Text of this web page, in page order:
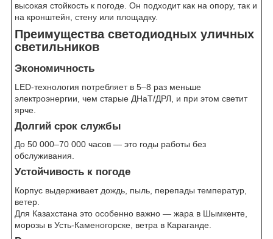
высокая стойкость к погоде. Он подходит как на опору, так и
на кронштейн, стену или площадку.
Преимущества светодиодных уличных
светильников
Экономичность
LED-технология потребляет в 5–8 раз меньше
электроэнергии, чем старые ДНаТ/ДРЛ, и при этом светит
ярче.
Долгий срок службы
До 50 000–70 000 часов — это годы работы без
обслуживания.
Устойчивость к погоде
Корпус выдерживает дождь, пыль, перепады температур,
ветер.
Для Казахстана это особенно важно — жара в Шымкенте,
морозы в Усть-Каменогорске, ветра в Караганде.